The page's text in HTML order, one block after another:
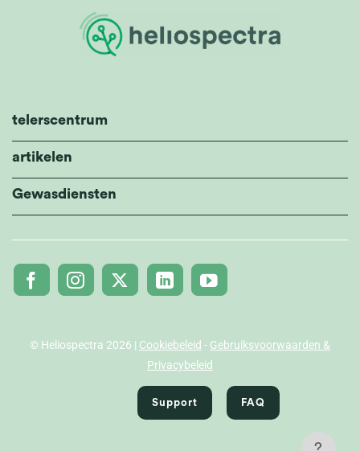
telerscentrum
artikelen
Gewasdiensten
© Heliospectra 2026 | Cookiebeleid - Gebruiksvoorwaarden &
Privacybeleid
Support FAQ